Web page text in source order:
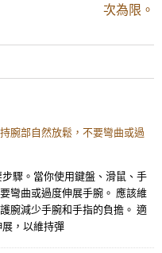
次為限。
腕部自然放鬆，不要彎曲或過
驟。當你使用鍵盤、滑鼠、手
彎曲或過度伸展手腕。 應該維
腕減少手腕和手指的負擔。 適
，以維持彈